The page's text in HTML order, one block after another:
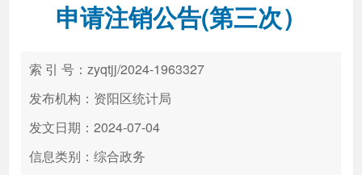
政务服务
高效办成一件事
申请注销公告(第三次）
索 引 号：zyqtjj/2024-1963327
发布机构：资阳区统计局
发文日期：2024-07-04
信息类别：综合政务